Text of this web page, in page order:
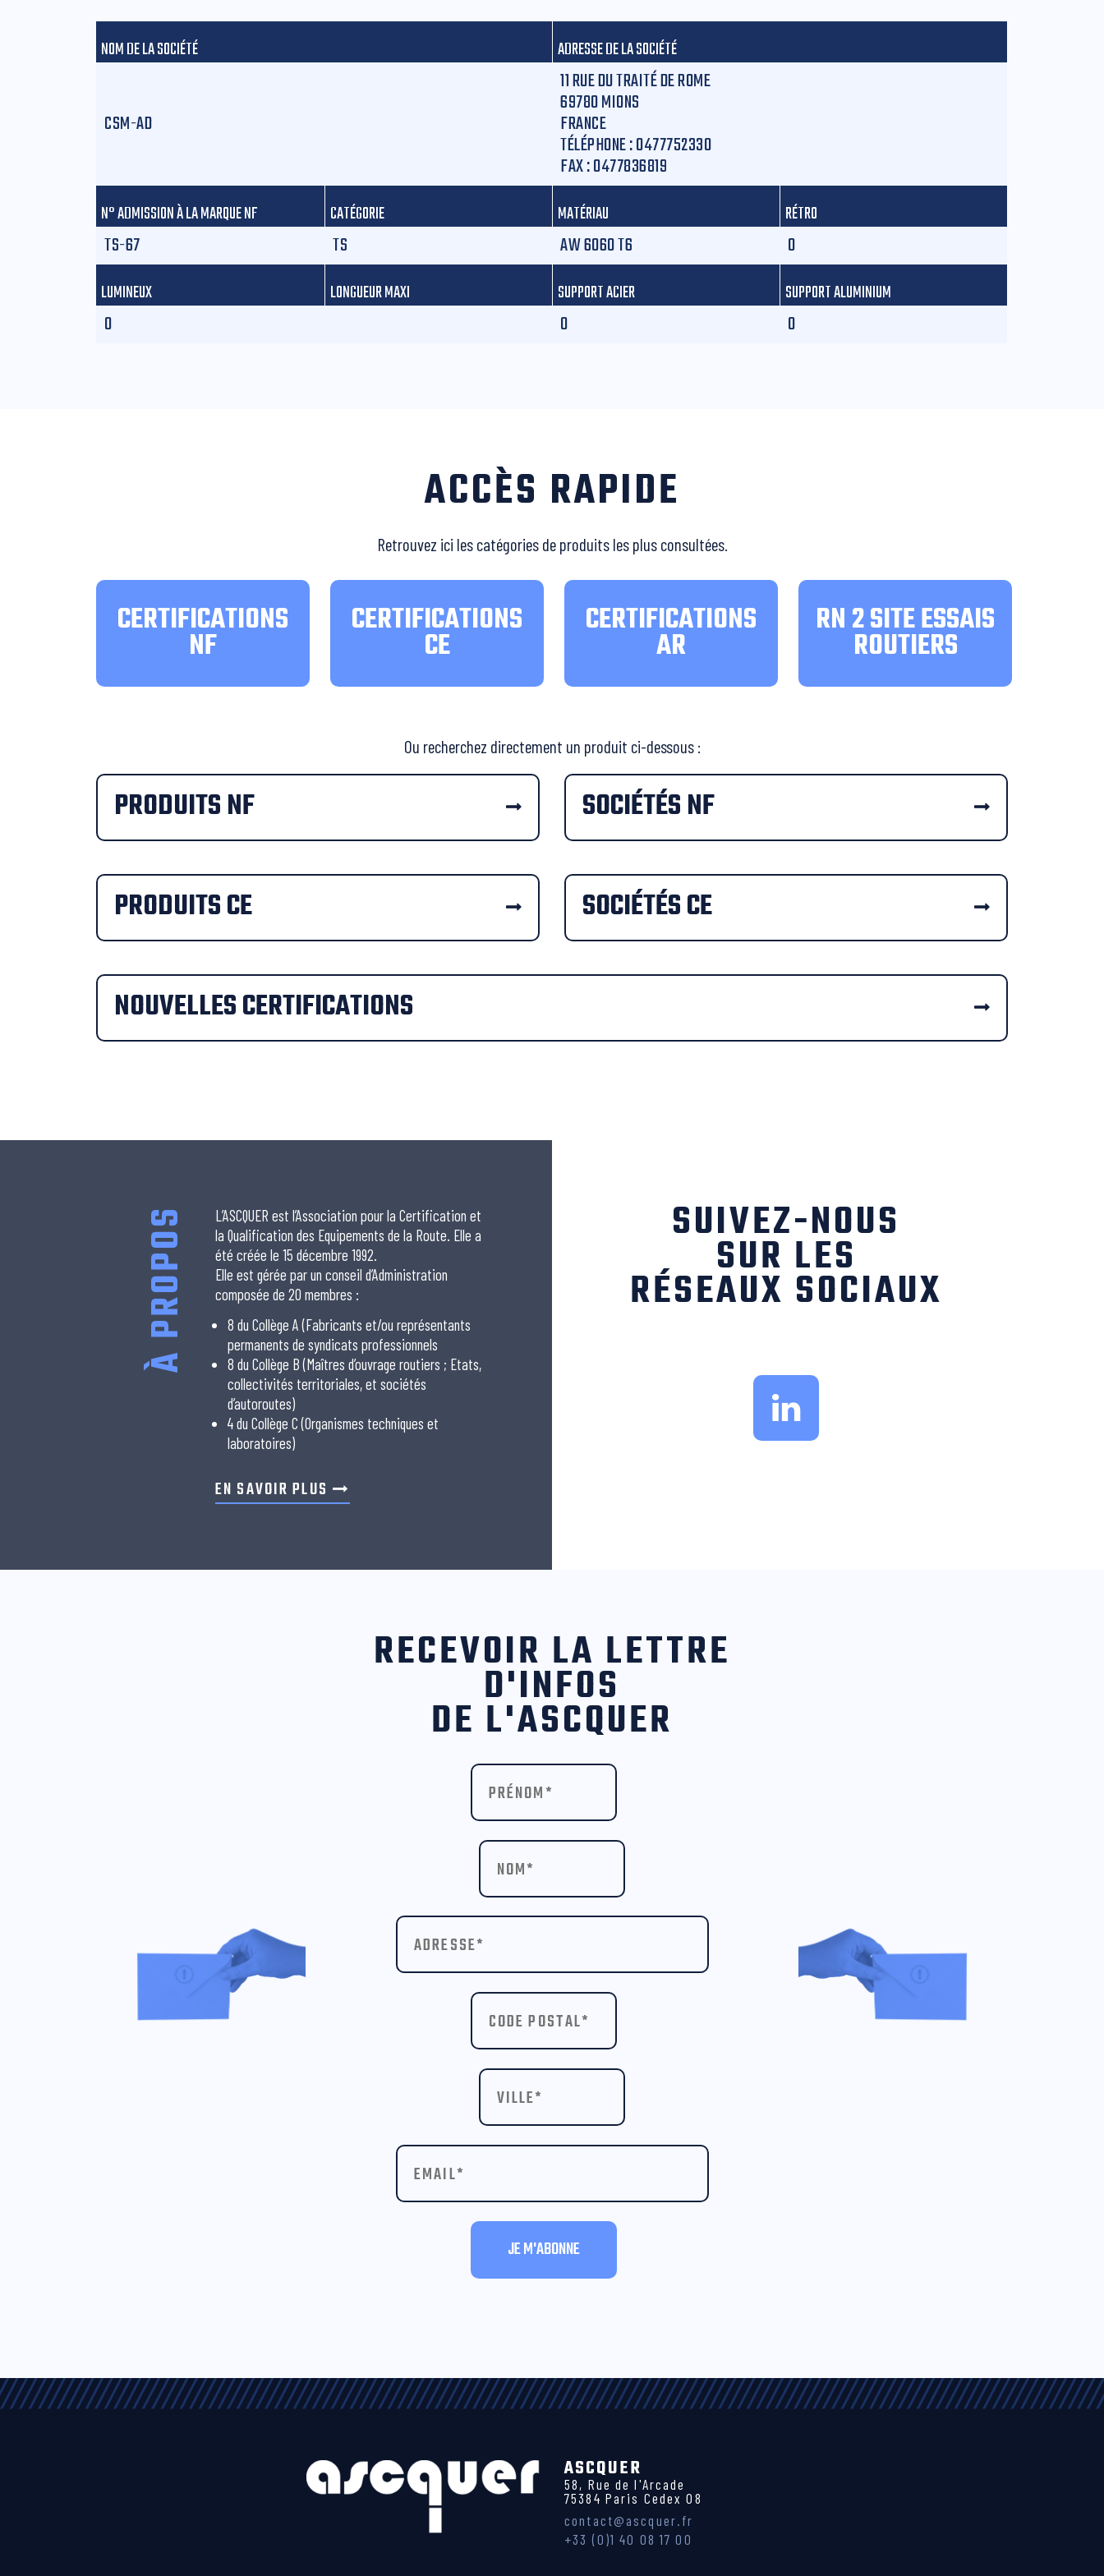
NOM DE LA SOCIÉTÉ ADRESSE DE LA SOCIÉTÉ
CSM-AD
11 RUE DU TRAITÉ DE ROME
69780 MIONS
FRANCE
TÉLÉPHONE :0477752330
FAX :0477836819
N° ADMISSION À LA MARQUE NF CATÉGORIE MATÉRIAU RÉTRO
TS-67 TS AW 6060 T6 0
LUMINEUX LONGUEUR MAXI SUPPORT ACIER SUPPORT ALUMINIUM
0 0 0
ACCÈS RAPIDE
Retrouvez ici les catégories de produits les plus consultées.
CERTIFICATIONS
NF
CERTIFICATIONS
CE
CERTIFICATIONS
AR
RN 2 SITE ESSAIS
ROUTIERS
Ou recherchez directement un produit ci-dessous :
PRODUITS NF SOCIÉTÉS NF
PRODUITS CE SOCIÉTÉS CE
NOUVELLES CERTIFICATIONS
À PROPOS
L’ASCQUER est l’Association pour la Certification et
la Qualification des Equipements de la Route. Elle a
été créée le 15 décembre 1992.
Elle est gérée par un conseil d’Administration
composée de 20 membres :
8 du Collège A (Fabricants et/ou représentants
permanents de syndicats professionnels
8 du Collège B (Maîtres d’ouvrage routiers ; Etats,
collectivités territoriales, et sociétés
d’autoroutes)
4 du Collège C (Organismes techniques et
laboratoires)
EN SAVOIR PLUS
SUIVEZ-NOUS
SUR LES
RÉSEAUX SOCIAUX
RECEVOIR LA LETTRE
D'INFOS
DE L'ASCQUER
ASCQUER
58, Rue de l'Arcade
75384 Paris Cedex 08
contact@ascquer.fr
+33 (0)1 40 08 17 00